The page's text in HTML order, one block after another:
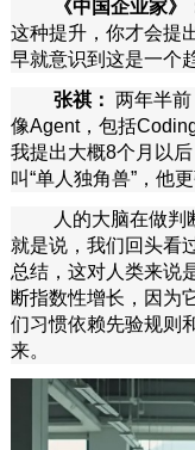
《中国企业家》
这种提升，你才会提
早就意识到这是一个
张祺： 两年半前
像Agent，包括
我提出大概8个月以
叫“单人独角兽”，他
人的大脑在做
就是说，我们回头看
总结，这对人类来说
断指数性增长，因为
们习惯依赖先验规则
来。